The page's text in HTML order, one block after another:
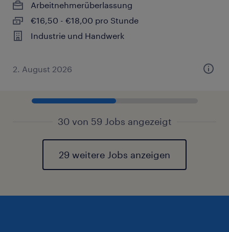
Arbeitnehmerüberlassung
€16,50 - €18,00 pro Stunde
Industrie und Handwerk
2. August 2026
30 von 59 Jobs angezeigt
29 weitere Jobs anzeigen